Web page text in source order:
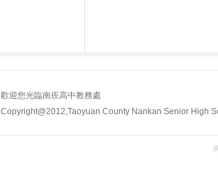
歡迎您光臨南崁高中教務處
Copyright@2012,Taoyuan County Nankan Senior High